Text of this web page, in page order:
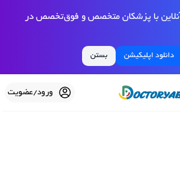
با پزشکان متخصص و فوق‌تخصص در
دانلود اپلیکیشن بستن
ورود/عضویت